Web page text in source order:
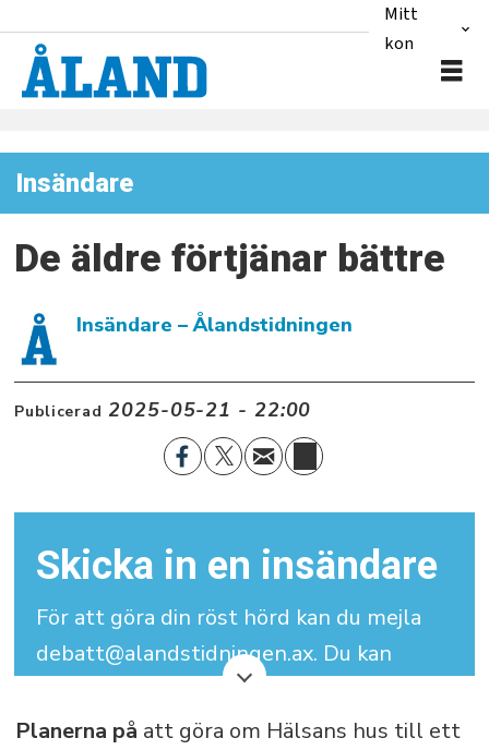
Mitt
konto
Insändare
De äldre förtjänar bättre
Insändare – Ålandstidningen
Publicerad 2025-05-21 - 22:00
Skicka in en insändare
För att göra din röst hörd kan du mejla
debatt@alandstidningen.ax. Du kan
skriva under med signatur men vi
behöver dina kontaktuppgifter.
Planerna på att göra om Hälsans hus till ett